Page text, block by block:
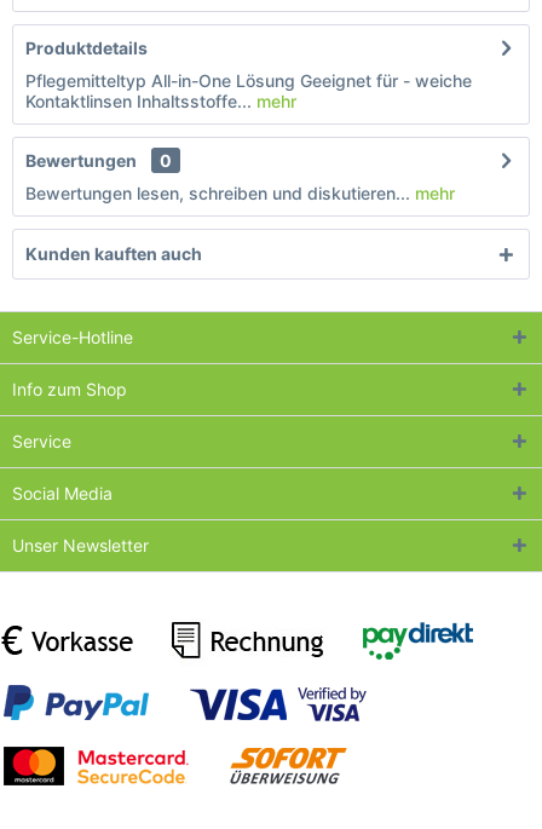
Produktdetails
Pflegemitteltyp All-in-One Lösung Geeignet für - weiche
Kontaktlinsen Inhaltsstoffe... mehr
Bewertungen
0
Bewertungen lesen, schreiben und diskutieren... mehr
Kunden kauften auch
Service-Hotline
Info zum Shop
Service
Social Media
Unser Newsletter